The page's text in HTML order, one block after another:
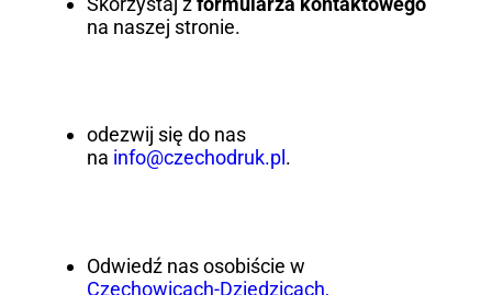
na naszej stronie.
odezwij się do nas
na info@czechodruk.pl .
Odwiedź nas osobiście w
Czechowicach-Dziedzicach,